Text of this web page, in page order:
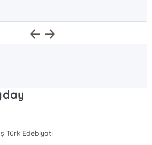
Türk Edebiyatı